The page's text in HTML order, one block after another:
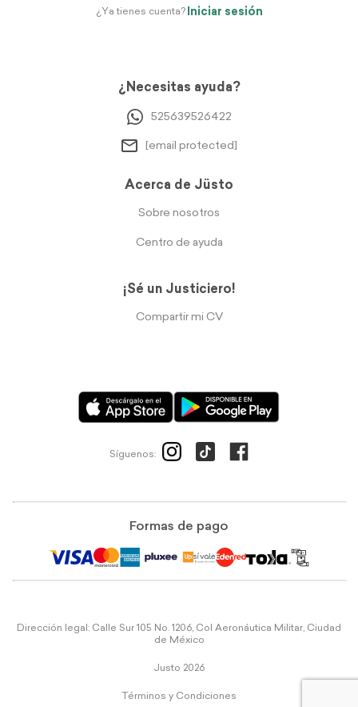
¿Ya tienes cuenta? Iniciar sesión
¿Necesitas ayuda?
525639526422
[email protected]
Acerca de Jüsto
Sobre nosotros
Centro de ayuda
¡Sé un Justiciero!
Compartir mi CV
Síguenos:
Formas de pago
Dirección legal: Calle Sur 105 No. 1206, Col Aeronáutica Militar, Ciudad
de México
Justo 2026
Términos y Condiciones